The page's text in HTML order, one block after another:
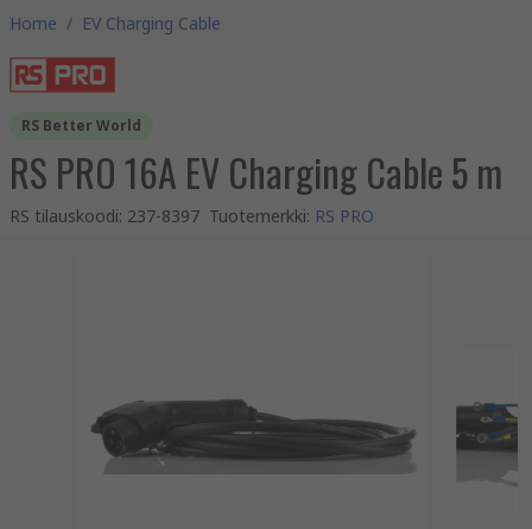
Home / EV Charging Cable
RS Better World
RS PRO 16A EV Charging Cable 5 m
RS tilauskoodi: 237-8397 Tuotemerkki: RS PRO